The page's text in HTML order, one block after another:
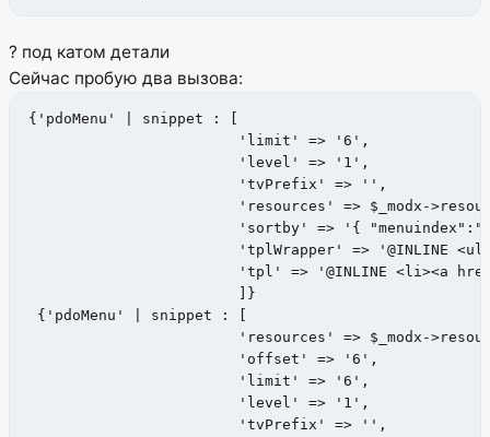
? под катом детали
Сейчас пробую два вызова:
{'pdoMenu' | snippet : [
                        'limit' => '6',
                        'level' => '1',
                        'tvPrefix' => '',
'resources' => $_modx-
'sortby' => '{
'tplWrapper' => '@INLINE
'tpl' => '@INLINE <li><a
                        ]}
{'pdoMenu' | snippet : [
'resources' => $_modx-
                        'limit' => '6',
                        'level' => '1',
                        'tvPrefix' => '',